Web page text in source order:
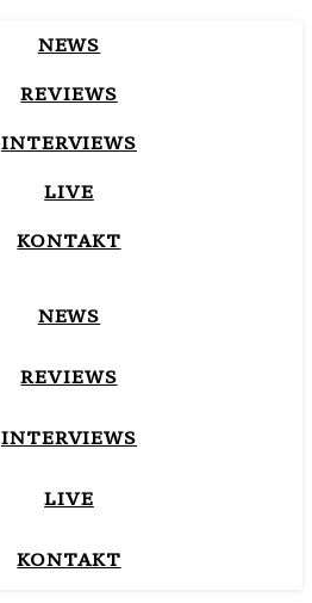
NEWS
REVIEWS
INTERVIEWS
LIVE
KONTAKT
NEWS
REVIEWS
INTERVIEWS
LIVE
KONTAKT